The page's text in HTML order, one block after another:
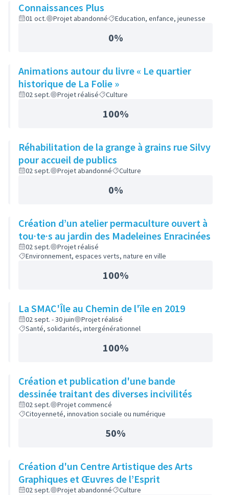
Connaissances Plus
01 oct. Projet abandonné Education, enfance, jeunesse
0%
Animations autour du livre « Le quartier
historique de La Folie »
02 sept. Projet réalisé Culture
100%
Réhabilitation de la grange à grains rue Silvy
pour accueil de publics
02 sept. Projet abandonné Culture
0%
Création d’un atelier permaculture ouvert à
tou·te·s au jardin des Madeleines Enracinées
02 sept.
Projet réalisé
Environnement, espaces verts, nature en ville
100%
La SMAC'Île au Chemin de l'ïle en 2019
02 sept. - 30 juin
Projet réalisé
Santé, solidarités, intergénérationnel
100%
Création et publication d'une bande
dessinée traitant des diverses incivilités
02 sept.
Projet commencé
Citoyenneté, innovation sociale ou numérique
50%
Création d'un Centre Artistique des Arts
Graphiques et Œuvres de l’Esprit
02 sept. Projet abandonné Culture